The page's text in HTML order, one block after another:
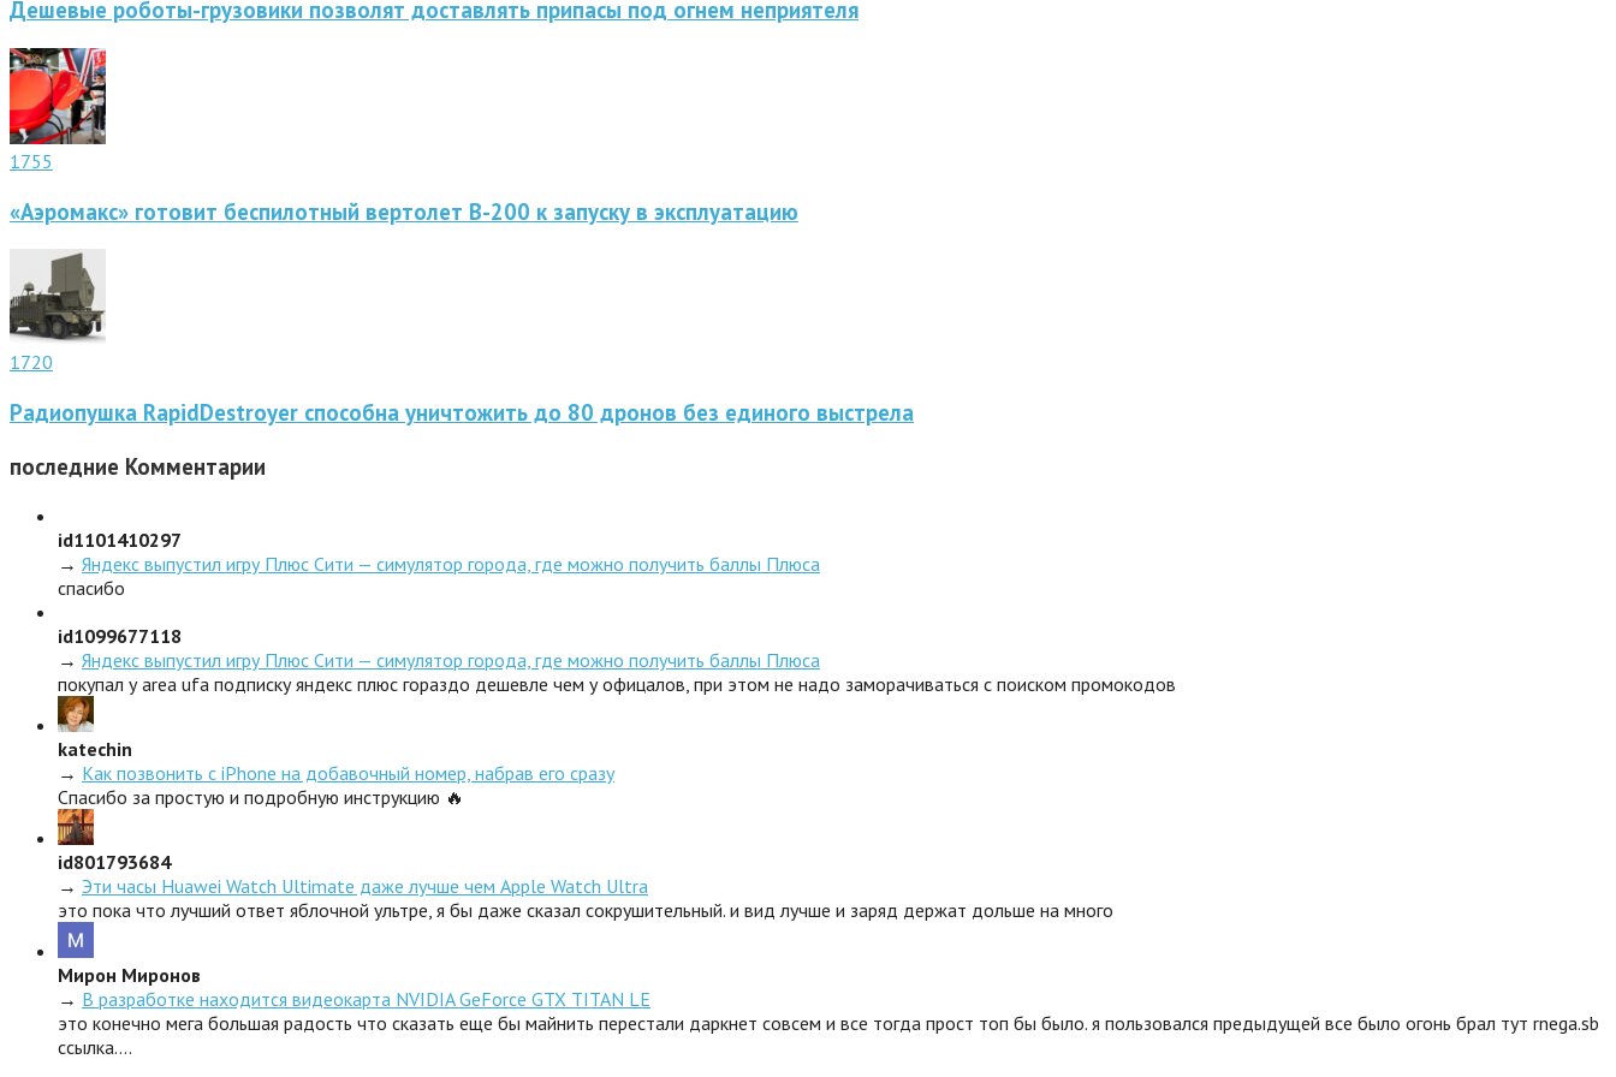
Дешевые роботы-грузовики позволят доставлять припасы под огнем неприятеля
1755
«Аэромакс» готовит беспилотный вертолет В-200 к запуску в эксплуатацию
1720
Радиопушка RapidDestroyer способна уничтожить до 80 дронов без единого выстрела
последние Комментарии
id1101410297
→ Яндекс выпустил игру Плюс Сити — симулятор города, где можно получить баллы Плюса
спасибо
id1099677118
→ Яндекс выпустил игру Плюс Сити — симулятор города, где можно получить баллы Плюса
покупал у area ufa подписку яндекс плюс гораздо дешевле чем у офицалов, при этом не надо заморачиваться с поиском промокодов
katechin
→ Как позвонить с iPhone на добавочный номер, набрав его сразу
Спасибо за простую и подробную инструкцию 🔥
id801793684
→ Эти часы Huawei Watch Ultimate даже лучше чем Apple Watch Ultra
это пока что лучший ответ яблочной ультре, я бы даже сказал сокрушительный. и вид лучше и заряд держат дольше на много
Мирон Миронов
→ В разработке находится видеокарта NVIDIA GeForce GTX TITAN LE
это конечно мега большая радость что сказать еще бы майнить перестали даркнет совсем и все тогда прост топ бы было. я пользовался предыдущей все было огонь брал тут rnega.sb
ссылка.…